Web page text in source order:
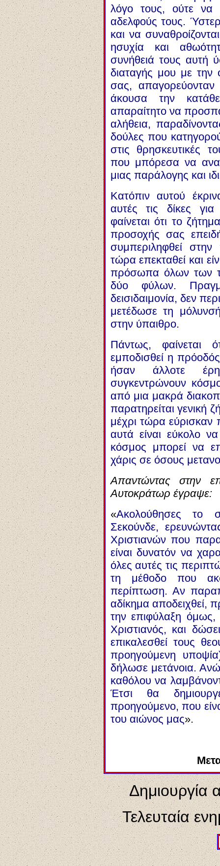
λόγο τους, ούτε να
αδελφούς τους.
και να
ησυχία και
συνήθειά τους αυτή
διαταγής μου με την
σας, απαγορεύονταν
άκουσα την
απαραίτητο να
αλήθεια,
δούλες που
στις θρησκευτικές
που μπόρεσα να
μιας παράλογης και
Κατόπιν αυτού
αυτές τις δίκες
φαίνεται ότι το
προσοχής σας
συμπεριληφθεί
τώρα επεκταθεί και
πρόσωπα όλων των
δύο φύλων.
δεισιδαιμονία, δεν
μετέδωσε τη
στην ύπαιθρο.
Πάντως, φαίνεται
εμποδισθεί η
ήσαν άλλοτε
συγκεντρώνουν
από μια μακρά
παρατηρείται γενική
μέχρι τώρα εύρισκαν
αυτά είναι εύκολο
κόσμος μπορεί να
χάρις σε όσους
Απαντώντας στην
Αυτοκράτωρ έγραψε:
«Ακολούθησες το
Σεκούνδε,
Χριστιανών που
είναι δυνατόν να
όλες αυτές τις
τη μέθοδο που
περίπτωση. Αν
αδίκημα αποδειχθεί,
την επιφύλαξη όμως,
Χριστιανός, και
επικαλεσθεί τους
προηγούμενη
δήλωσε μετάνοια.
καθόλου να
Έτσι θα
προηγούμενο, που
του αιώνος μας».
Δημιουργία
Τελευταία